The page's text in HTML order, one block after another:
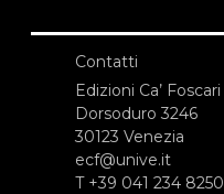
Contatti
Edizioni Ca’ Foscari
Dorsoduro 3246
30123 Venezia
ecf@unive.it
T +39 041 234 8250